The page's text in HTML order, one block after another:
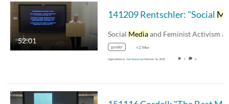
52:01
141209 Rentschler: "Social Media
Social Mediaand Feminist Activism against
gender +2 Mer
Uppladdad av Jon Svenssonfebruari 4e, 2020 7 0